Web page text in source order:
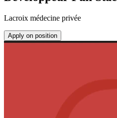
Lacroix médecine privée
Apply on position